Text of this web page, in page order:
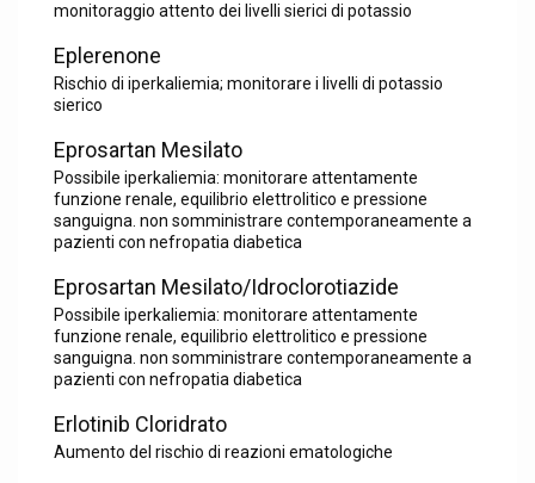
monitoraggio attento dei livelli sierici di potassio
Eplerenone
Rischio di iperkaliemia; monitorare i livelli di potassio
sierico
Eprosartan Mesilato
Possibile iperkaliemia: monitorare attentamente
funzione renale, equilibrio elettrolitico e pressione
sanguigna. non somministrare contemporaneamente a
pazienti con nefropatia diabetica
Eprosartan Mesilato/Idroclorotiazide
Possibile iperkaliemia: monitorare attentamente
funzione renale, equilibrio elettrolitico e pressione
sanguigna. non somministrare contemporaneamente a
pazienti con nefropatia diabetica
Erlotinib Cloridrato
Aumento del rischio di reazioni ematologiche